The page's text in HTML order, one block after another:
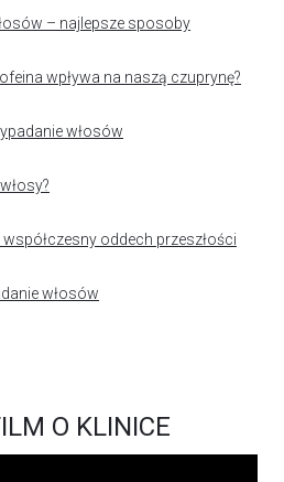
– najlepsze sposoby
wpływa na naszą czuprynę?
włosów
oddech przeszłości
włosów
O KLINICE